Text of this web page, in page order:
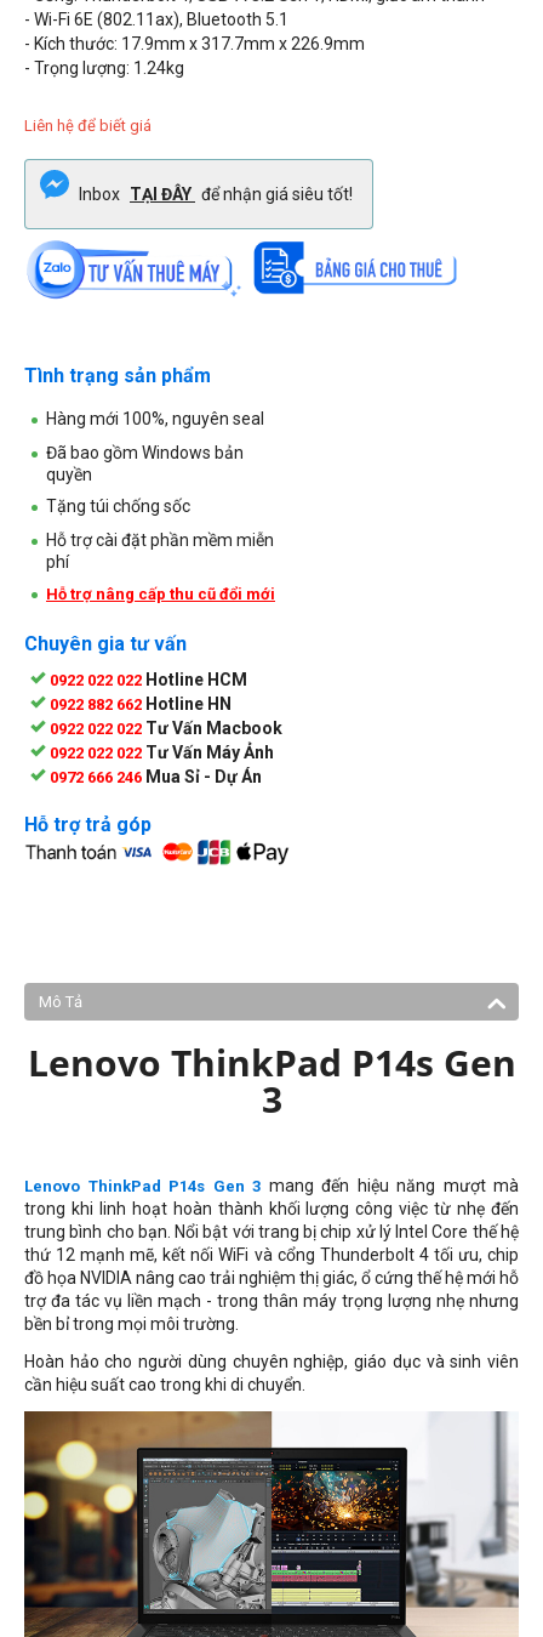
- Wi-Fi 6E (802.11ax), Bluetooth 5.1
- Kích thước: 17.9mm x 317.7mm x 226.9mm
- Trọng lượng: 1.24kg
Liên hệ để biết giá
Inbox TẠI ĐÂY để nhận giá siêu tốt!
Tình trạng sản phẩm
Hàng mới 100%, nguyên seal
Đã bao gồm Windows bản
quyền
Tặng túi chống sốc
Hỗ trợ cài đặt phần mềm miễn
phí
Hỗ trợ nâng cấp thu cũ đổi mới
Chuyên gia tư vấn
0922 022 022 Hotline HCM
0922 882 662 Hotline HN
0922 022 022 Tư Vấn Macbook
0922 022 022 Tư Vấn Máy Ảnh
0972 666 246 Mua Sỉ - Dự Án
Hỗ trợ trả góp
Mô Tả
Lenovo ThinkPad P14s Gen
3
Lenovo ThinkPad P14s Gen 3 mang đến hiệu năng mượt mà
trong khi linh hoạt hoàn thành khối lượng công việc từ nhẹ đến
trung bình cho bạn. Nổi bật với trang bị chip xử lý Intel Core thế hệ
thứ 12 mạnh mẽ, kết nối WiFi và cổng Thunderbolt 4 tối ưu, chip
đồ họa NVIDIA nâng cao trải nghiệm thị giác, ổ cứng thế hệ mới hỗ
trợ đa tác vụ liền mạch - trong thân máy trọng lượng nhẹ nhưng
bền bỉ trong mọi môi trường.
Hoàn hảo cho người dùng chuyên nghiệp, giáo dục và sinh viên
cần hiệu suất cao trong khi di chuyển.